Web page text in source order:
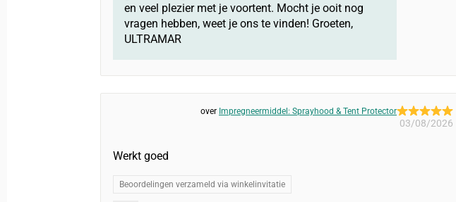
en veel plezier met je voortent. Mocht je ooit nog
vragen hebben, weet je ons te vinden! Groeten,
ULTRAMAR
Impregneermiddel: Sprayhood & Tent Protector
03/08/2026
Werkt goed
Beoordelingen verzameld via winkelinvitatie